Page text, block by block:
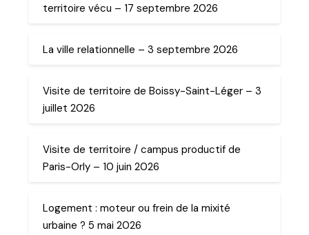
territoire vécu – 17 septembre 2026
La ville relationnelle – 3 septembre 2026
Visite de territoire de Boissy-Saint-Léger – 3
juillet 2026
Visite de territoire / campus productif de
Paris-Orly – 10 juin 2026
Logement : moteur ou frein de la mixité
urbaine ? 5 mai 2026